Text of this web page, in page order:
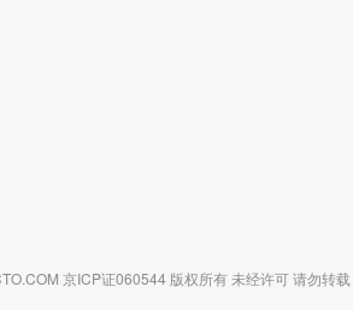
京ICP证060544 版权所有 未经许可 请勿转载